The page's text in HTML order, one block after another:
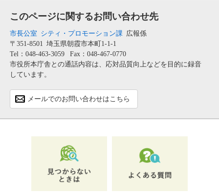
このページに関するお問い合わせ先
市長公室 シティ・プロモーション課 広報係
〒351-8501 埼玉県朝霞市本町1-1-1
Tel：048-463-3059
Fax：048-467-0770
市役所本庁舎との通話内容は、応対品質向上などを目的に録音
しています。
メールでのお問い合わせはこちら